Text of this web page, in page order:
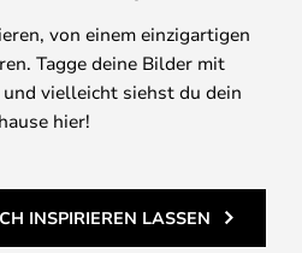
von einem einzigartigen
Tagge deine Bilder mit
vielleicht siehst du dein
hier!
INSPIRIEREN LASSEN